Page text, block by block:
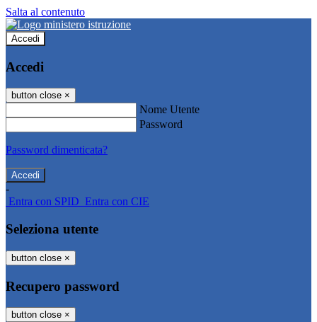
Salta al contenuto
Accedi
Accedi
button close ×
Nome Utente
Password
Password dimenticata?
-
Entra con SPID Entra con CIE
Seleziona utente
button close ×
Recupero password
button close ×